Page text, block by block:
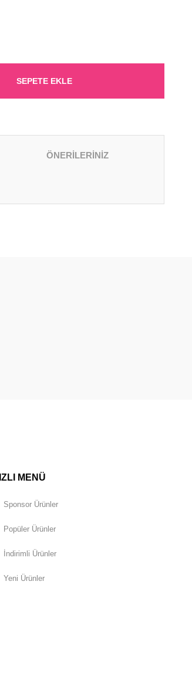
SEPETE EKLE
ÖNERİLERİNİZ
MENÜ
Sponsor Ürünler
Popüler Ürünler
İndirimli Ürünler
Yeni Ürünler